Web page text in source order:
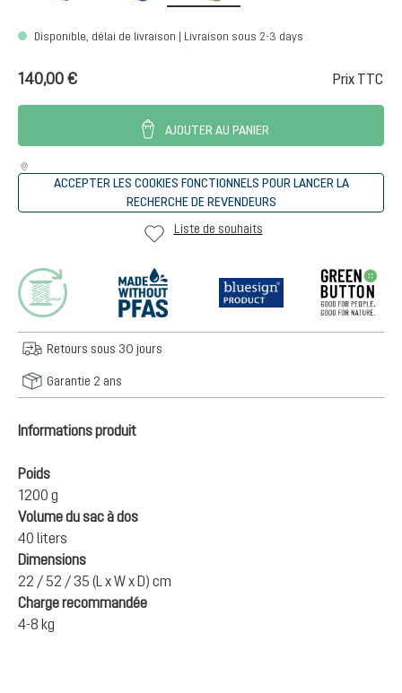
Disponible, délai de livraison | Livraison sous 2-3 days
140,00 € Prix TTC
AJOUTER AU PANIER
ACCEPTER LES COOKIES FONCTIONNELS POUR LANCER LA
RECHERCHE DE REVENDEURS
Liste de souhaits
Retours sous 30 jours
Garantie 2 ans
Informations produit
Poids
1200 g
Volume du sac à dos
40 liters
Dimensions
22 / 52 / 35 (L x W x D) cm
Charge recommandée
4-8 kg